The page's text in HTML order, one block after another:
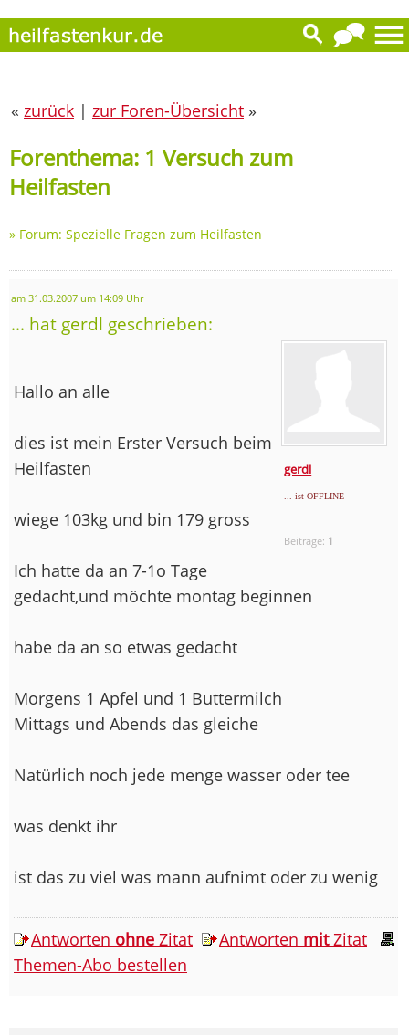
« zurück | zur Foren-Übersicht »
Forenthema: 1 Versuch zum
Heilfasten
» Forum: Spezielle Fragen zum Heilfasten
am 31.03.2007 um 14:09 Uhr
... hat gerdl geschrieben:
gerdl
... ist OFFLINE
Beiträge: 1
Hallo an alle
dies ist mein Erster Versuch beim
Heilfasten
wiege 103kg und bin 179 gross
Ich hatte da an 7-1o Tage
gedacht,und möchte montag beginnen
habe da an so etwas gedacht
Morgens 1 Apfel und 1 Buttermilch
Mittags und Abends das gleiche
Natürlich noch jede menge wasser oder tee
was denkt ihr
ist das zu viel was mann aufnimt oder zu wenig
Antworten ohne Zitat Antworten mitZitat
Themen-Abo bestellen